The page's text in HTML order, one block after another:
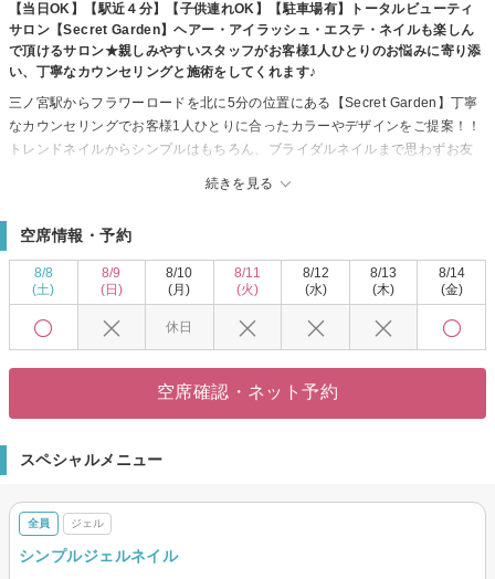
【当日OK】【駅近４分】【子供連れOK】【駐車場有】トータルビューティ
サロン【Secret Garden】ヘアー・アイラッシュ・エステ・ネイルも楽しん
で頂けるサロン★親しみやすいスタッフがお客様1人ひとりのお悩みに寄り添
い、丁寧なカウンセリングと施術をしてくれます♪
続きを見る
三ノ宮駅からフラワーロードを北に5分の位置にある【Secret Garden】丁寧
なカウンセリングでお客様1人ひとりに合ったカラーやデザインをご提案！！
トレンドネイルからシンプルはもちろん、ブライダルネイルまで思わずお友
【Secret Garden】の由来は、一人ひとりのお客様を心からおもてなしをし、
心からの感動と満足をしていただきたく、『あなただけのひみつの場所にな
りますように…』という意味が込められています。ですので、一人一人のお
をいただいたおります。もちろんお急ぎの場合も、対応させていただいてお
空席情報・予約
8/8
(土)
8/9
(日)
8/10
(月)
休日
8/11
(火)
8/12
(水)
8/13
(木)
8/14
(金)
空席確認・ネット予約
スペシャルメニュー
全員 ジェル
シンプルジェルネイル